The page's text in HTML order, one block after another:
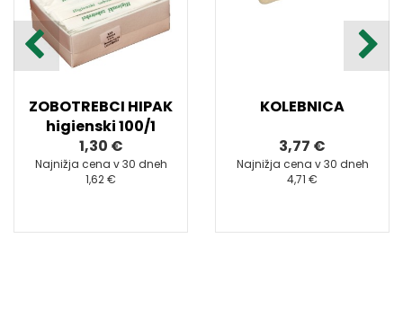
ZOBOTREBCI HIPAK
higienski 100/1
1,30 €
Najnižja cena v 30 dneh
1,62 €
KOLEBNICA
3,77 €
Najnižja cena v 30 dneh
4,71 €